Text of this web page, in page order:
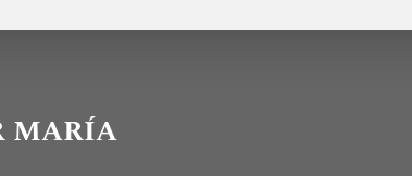
MARÍA